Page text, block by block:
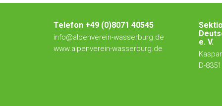
Telefon +49 (0)8071 40545
info@alpenverein-wasserburg.de
www.alpenverein-wasserburg.de
e. V.
D-